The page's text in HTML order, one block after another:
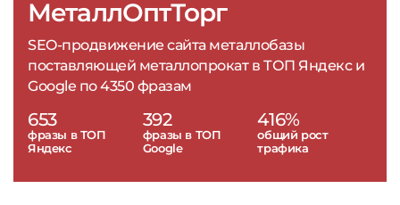
МеталлОптТорг
SEO-продвижение сайта металлобазы
поставляющей металлопрокат в ТОП Яндекс и
Google по 4350 фразам
653
фразы в ТОП
Яндекс
392
фразы в ТОП
Google
416%
общий рост
трафика